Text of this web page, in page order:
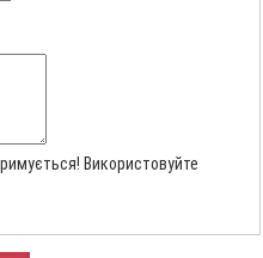
Використовуйте